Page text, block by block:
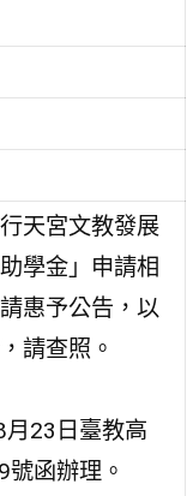
天宮文教發展
學金」申請相
惠予公告，以
請查照。
23日臺教高
函辦理。